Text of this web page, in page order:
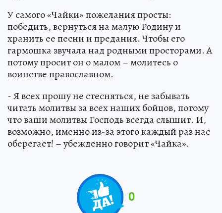
У самого «Чайки» пожелания просты:
победить, вернуться на малую Родину и
хранить ее песни и предания. Чтобы его
гармошка звучала над родными просторами. А
потому просит он о малом – молитесь о
воинстве православном.
- Я всех прошу не стесняться, не забывать
читать молитвы за всех наших бойцов, потому
что ваши молитвы Господь всегда слышит. И,
возможно, именно из-за этого каждый раз нас
оберегает! – убежденно говорит «Чайка».
0